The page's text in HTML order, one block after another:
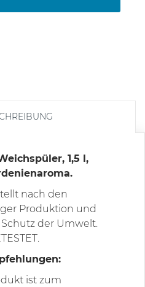
1,5 l,
nach den
Produktion und
der Umwelt.
ist zum